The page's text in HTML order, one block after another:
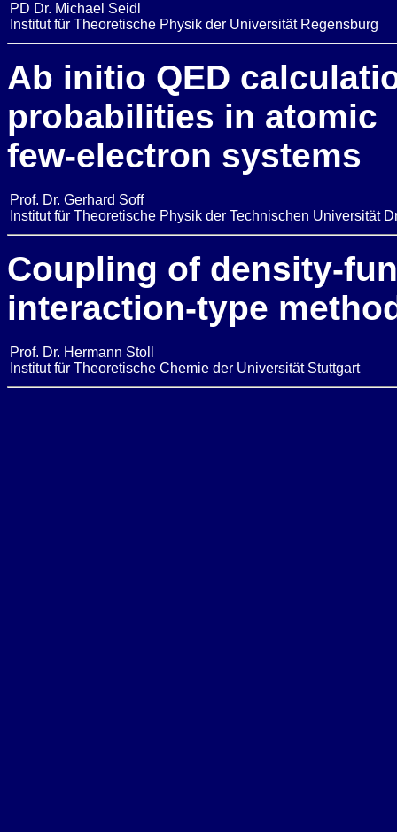
PD Dr. Michael Seidl
Institut für Theoretische Physik der Universität Regensburg
Ab initio QED
probabilities in atomic
few-electron systems
Prof. Dr. Gerhard Soff
Institut für Theoretische Physik der Technischen Universität
Coupling of density-
interaction-type
Prof. Dr. Hermann Stoll
Institut für Theoretische Chemie der Universität Stuttgart